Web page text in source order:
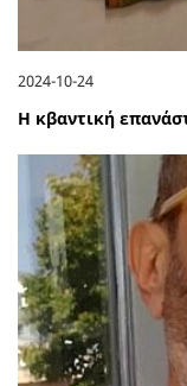
2024-10-24
Η κβαντική